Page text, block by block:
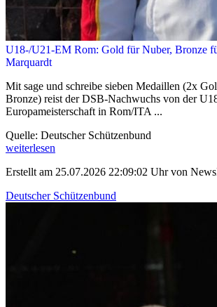
U18-/U21-EM Rom: Gold für Nuber, Bronze
Marquardt
Mit sage und schreibe sieben Medaillen (2x
Bronze) reist der DSB-Nachwuchs von der
Europameisterschaft in Rom/ITA ...
Quelle: Deutscher Schützenbund
weiterlesen
Erstellt am 25.07.2026 22:09:02 Uhr von
Deutscher Schützenbund